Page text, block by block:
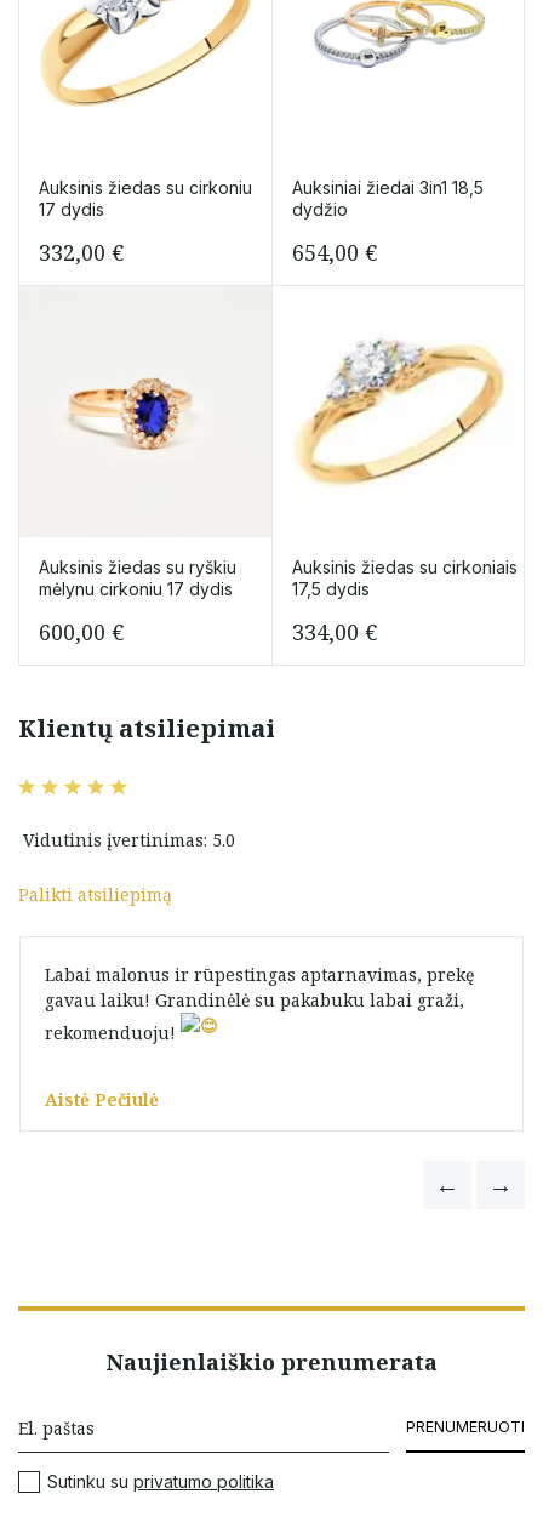
Auksinis žiedas su cirkoniu
17 dydis
332,00 €
Auksiniai žiedai 3in1 18,5
dydžio
654,00 €
Auksinis žiedas su ryškiu
mėlynu cirkoniu 17 dydis
600,00 €
Auksinis žiedas su cirkoniais
17,5 dydis
334,00 €
Klientų atsiliepimai
Vidutinis įvertinimas: 5.0
Palikti atsiliepimą
Labai malonus ir rūpestingas aptarnavimas, prekę
gavau laiku! Grandinėlė su pakabuku labai graži,
rekomenduoju! ️
Aistė Pečiulė
Naujienlaiškio prenumerata
PRENUMERUOTI
Sutinku su privatumo politika